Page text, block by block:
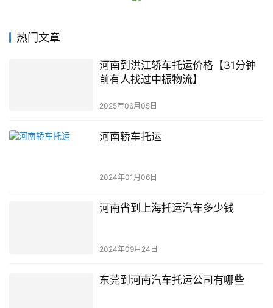
热门文章
河南到洪江轿车托运价格【31分钟
前有人找过中振物流】
2025年06月05日
河南轿车托运
2024年01月06日
河南省到上海托运汽车多少钱
2024年09月24日
东莞到河南汽车托运公司有哪些